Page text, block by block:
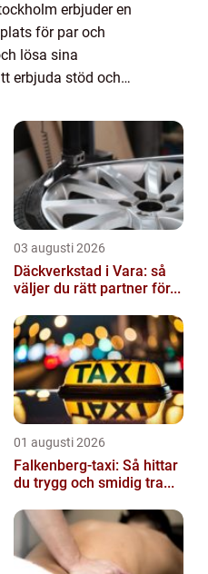
erbjuder en
för par och
lösa sina
erbjuda stöd och
03 augusti 2026
Däckverkstad i Vara: så
väljer du rätt partner för...
01 augusti 2026
Falkenberg-taxi: Så hittar
du trygg och smidig tra...